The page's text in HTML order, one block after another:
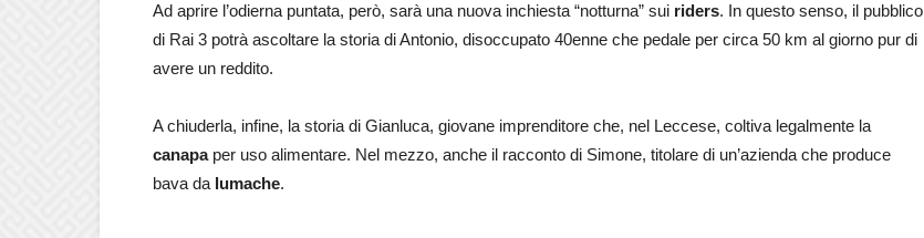
Ad aprire l’odierna puntata, però, sarà una nuova inchiesta “notturna” sui riders. In questo senso, il pubblico
di Rai 3 potrà ascoltare la storia di Antonio, disoccupato 40enne che pedale per circa 50 km al giorno pur di
avere un reddito.
A chiuderla, infine, la storia di Gianluca, giovane imprenditore che, nel Leccese, coltiva legalmente la
canapaper uso alimentare. Nel mezzo, anche il racconto di Simone, titolare di un’azienda che produce
bava da lumache.